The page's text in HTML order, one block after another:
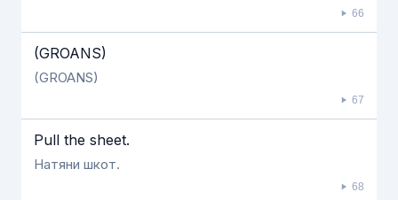
66
(GROANS)
(GROANS)
67
Pull the sheet.
Натяни шкот.
68